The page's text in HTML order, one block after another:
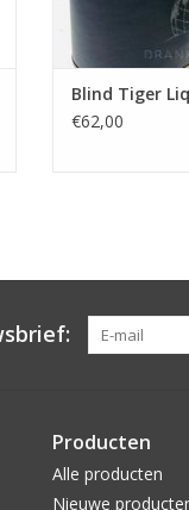
Blind Tiger
€62,00
Producten
Alle producten
Nieuwe